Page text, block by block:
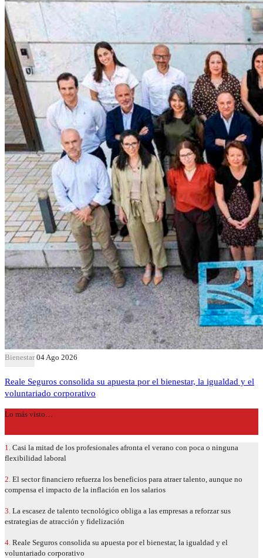
Bienestar 04 Ago 2026
Reale Seguros consolida su apuesta por el bienestar, la igualdad y el
voluntariado corporativo
Lo más visto…
1. Casi la mitad de los profesionales afronta el verano con poca o ninguna
flexibilidad laboral
2. El sector financiero refuerza los beneficios para atraer talento, aunque no
compensa el impacto de la inflación en los salarios
3. La escasez de talento tecnológico obliga a las empresas a reforzar sus
estrategias de atracción y fidelización
4. Reale Seguros consolida su apuesta por el bienestar, la igualdad y el
voluntariado corporativo